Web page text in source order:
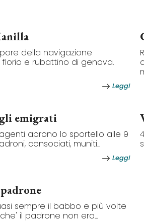
della navigazione
e rubattino di genova.
Leggi
emigrati
aprono lo sportello alle 9
consociati, muniti...
Leggi
sempre il babbo e più volte
il padrone non era...